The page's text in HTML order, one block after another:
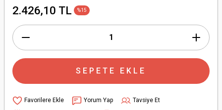
2.426,10 TL %15
SEPETE EKLE
Yorum Yap
Tavsiye Et